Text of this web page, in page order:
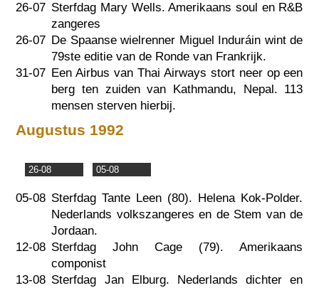
26-07 Sterfdag Mary Wells. Amerikaans soul en R&B
zangeres
26-07 De Spaanse wielrenner Miguel Induráin wint de
79ste editie van de Ronde van Frankrijk.
31-07 Een Airbus van Thai Airways stort neer op een
berg ten zuiden van Kathmandu, Nepal. 113
mensen sterven hierbij.
Augustus 1992
26-08 05-08
05-08 Sterfdag Tante Leen (80). Helena Kok-Polder.
Nederlands volkszangeres en de Stem van de
Jordaan.
12-08 Sterfdag John Cage (79). Amerikaans
componist
13-08 Sterfdag Jan Elburg. Nederlands dichter en